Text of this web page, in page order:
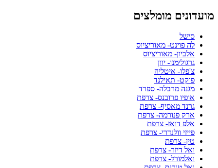
מועדונים מומלצים
סישל
לה פוינט- מאוריציוס
אלביון- מאוריציוס
גרגולימנו- יוון
צ'פלו- איטליה
פוקט- תאילנד
מגנה מרבלה- ספרד
אופיו פרובנס- צרפת
גרנד מאסיף- צרפת
ארק פנורמה- צרפת
אלפ דואז- צרפת
פייזי וולנדרי- צרפת
טין- צרפת
ואל דיזר- צרפת
ואלמורל- צרפת